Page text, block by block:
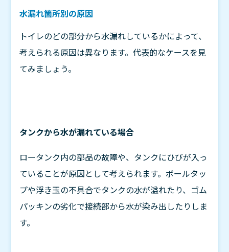
水漏れ箇所別の原因
トイレのどの部分から水漏れしているかによって、
考えられる原因は異なります。代表的なケースを見
てみましょう。
タンクから水が漏れている場合
ロータンク内の部品の故障や、タンクにひびが入っ
ていることが原因として考えられます。ボールタッ
プや浮き玉の不具合でタンクの水が溢れたり、ゴム
パッキンの劣化で接続部から水が染み出したりしま
す。